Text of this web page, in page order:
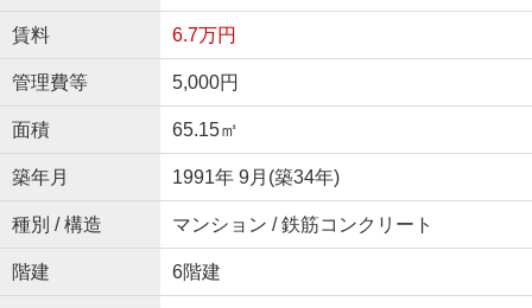
賃料 6.7万円
管理費等 5,000円
面積 65.15㎡
築年月 1991年 9月(築34年)
種別 / 構造 マンション / 鉄筋コンクリート
階建 6階建